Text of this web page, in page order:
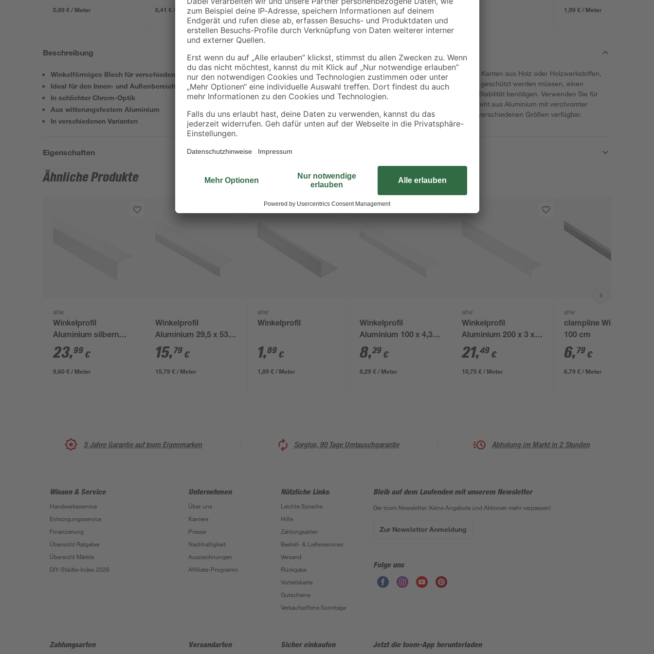
0,89 € / Meter
6,41 € / Pack
1,99 € / Meter
Beschreibung
Winkelförmiges Blech für verschiedene Zwecke
Ideal für den Innen- und Außenbereich geeignet
In schlichter Chrom-Optik
Aus witterungsfestem Aluminium
In verschiedenen Varianten
Sowohl im Innen- als auch Außenbereich gibt es Kanten aus Holz oder Holzwerkstoffen,
die vor Beschädigungen bzw. Verschmutzungen geschützt werden müssen, einen
harmonischen Übergang oder auch zusätzliche Stabilität benötigen. Verwenden Sie für
solche Kanten das Winkelprofil von Alfer. Es besteht aus Aluminium mit verchromter
Oberfläche, ist witterungsfest verarbeitet und in verschiedenen Größen verfügbar.
Eigenschaften
Ähnliche Produkte
alfer
Winkelprofil
Aluminium silbern
2500 x 25 x 25 mm
23,99 €
9,60 € / Meter
Winkelprofil
Aluminium 29,5 x 53,6
mm
15,79 €
15,79 € / Meter
alfer
Winkelprofil
1,89 €
1,89 € / Meter
Winkelprofil
Aluminium 100 x 4,35
x 2,35 cm
8,29 €
8,29 € / Meter
alfer
Winkelprofil
Aluminium 200 x 3 x 2
cm
21,49 €
10,75 € / Meter
alfer
clampline Winkelprofil
100 cm
6,79 €
6,79 € / Meter
5 Jahre Garantie auf toom Eigenmarken Sorglos, 90 Tage Umtauschgarantie Abholung im Markt in 2 Stunden
Wissen & Service
Handwerksservice
Entsorgungsservice
Finanzierung
Übersicht Ratgeber
Übersicht Märkte
DIY-Städte-Index 2026
Unternehmen
Über uns
Karriere
Presse
Nachhaltigkeit
Auszeichnungen
Affiliate-Programm
Nützliche Links
Leichte Sprache
Hilfe
Zahlungsarten
Bestell- & Lieferservices
Versand
Rückgabe
Vorteilskarte
Gutscheine
Verkaufsoffene Sonntage
Bleib auf dem Laufenden mit unserem Newsletter
Der toom Newsletter: Keine Angebote und Aktionen mehr verpassen!
Zur Newsletter Anmeldung
Folge uns
Zahlungsarten Versandarten Sicher einkaufen Jetzt die toom-App herunterladen